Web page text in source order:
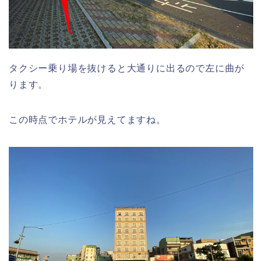
タクシー乗り場を抜けると大通りに出るので左に曲が
ります。
この時点でホテルが見えてますね。